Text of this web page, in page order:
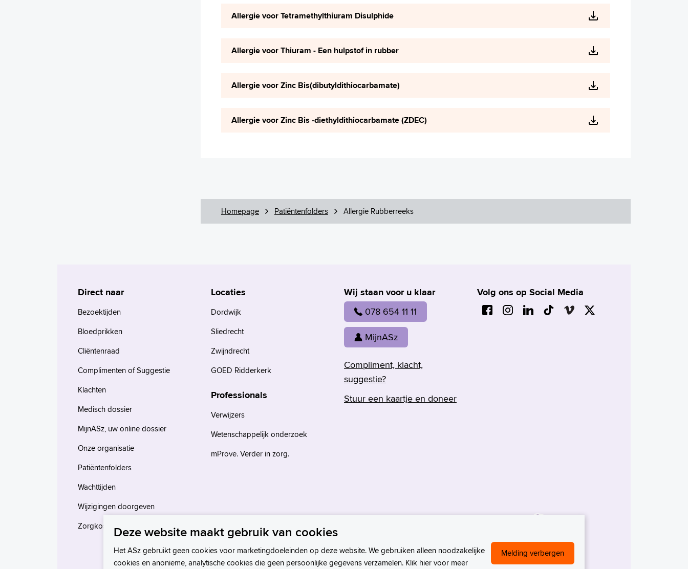
Allergie voor Tetramethylthiuram Disulphide
Allergie voor Thiuram - Een hulpstof in rubber
Allergie voor Zinc Bis(dibutyldithiocarbamate)
Allergie voor Zinc Bis -diethyldithiocarbamate (ZDEC)
Homepage Patiëntenfolders Allergie Rubberreeks
Wij staan voor u klaar
078 654 11 11
MijnASz
Compliment, klacht,
suggestie?
Stuur een kaartje en doneer
Volg ons op Social Media
Direct naar
Bezoektijden
Bloedprikken
Cliëntenraad
Complimenten of Suggestie
Klachten
Medisch dossier
MijnASz, uw online dossier
Onze organisatie
Patiëntenfolders
Wachttijden
Wijzigingen doorgeven
Zorgkosten en verzekeringen
Locaties
Dordwijk
Sliedrecht
Zwijndrecht
GOED Ridderkerk
Professionals
Verwijzers
Wetenschappelijk onderzoek
mProve. Verder in zorg.
Deze website maakt gebruik van cookies
Het ASz gebruikt geen cookies voor marketingdoeleinden op deze website. We gebruiken alleen noodzakelijke
cookies en anonieme, analytische cookies die geen persoonlijke gegevens verzamelen. Klik hier voor meer
Melding verbergen